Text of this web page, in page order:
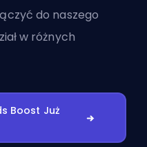
do naszego
w różnych
Boost Już